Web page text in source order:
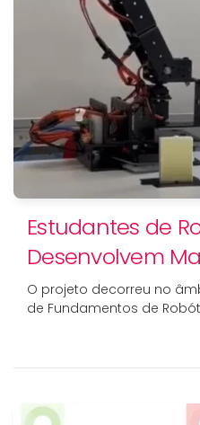
Estudantes de
Desenvolvem
O projeto decorreu no
de Fundamentos de